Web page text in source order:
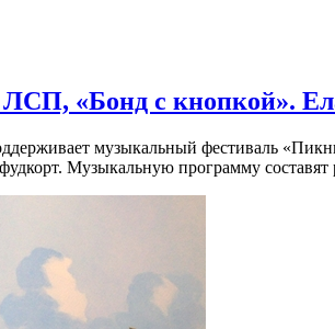
«Бонд с кнопкой».
музыкальный фестиваль
Музыкальную программу